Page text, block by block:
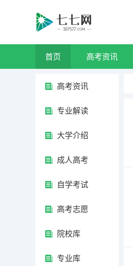
首页 高考资讯
高考资讯
专业解读
大学介绍
成人高考
自学考试
高考志愿
院校库
专业库